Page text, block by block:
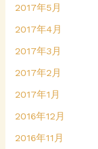
2017年5月
2017年4月
2017年3月
2017年2月
2017年1月
2016年12月
2016年11月